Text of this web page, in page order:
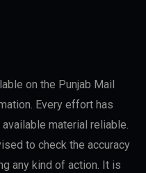
on the Punjab Mail
Every effort has
material reliable.
to check the accuracy
any kind of action. It is